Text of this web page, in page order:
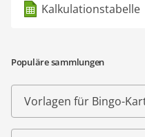
Kalkulationstabelle
Populäre sammlungen
Vorlagen für Bingo-